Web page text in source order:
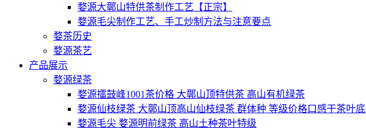
婺源大鄣山特供茶制作工艺【正宗】
婺源毛尖制作工艺、手工炒制方法与注意要点
婺茶历史
婺源茶艺
产品展示
婺源绿茶
婺源擂鼓峰1001茶价格 大鄣山顶特供茶 高山有机绿茶
婺源仙枝绿茶 大鄣山顶高山仙枝绿茶 群体种 等级价格口感干茶叶底
婺源毛尖 婺源明前绿茶 高山土种茶叶特级